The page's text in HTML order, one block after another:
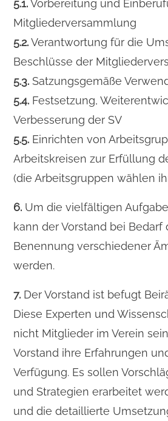
5.1.Vorbereitung und
Mitgliederversammlung
5.2.Verantwortung für die
Beschlüsse der
5.3. Satzungsgemäße
5.4. Festsetzung,
Verbesserung der SV
5.5. Einrichten von
Arbeitskreisen zur Erfüllung
(die Arbeitsgruppen wählen
6. Um die vielfältigen
kann der Vorstand bei Bedarf
Benennung verschiedener
werden.
7. Der Vorstand ist befugt
Diese Experten und
nicht Mitglieder im Verein
Vorstand ihre Erfahrungen
Verfügung. Es sollen
und Strategien erarbeitet
und die detaillierte